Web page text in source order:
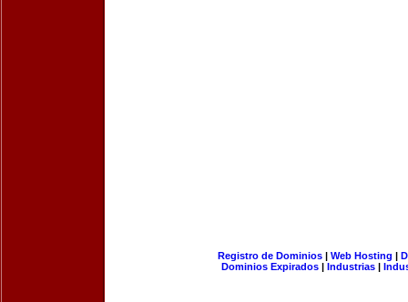
Registro de Dominios| Web Hosting |
Dominios Expirados | Industrias |